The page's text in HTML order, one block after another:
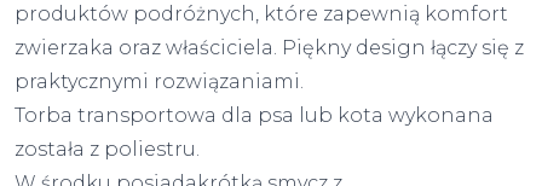
produktów podróżnych, które zapewnią komfort
zwierzaka oraz właściciela. Piękny design łączy się z
praktycznymi rozwiązaniami.
Torba transportowa dla psa lub kota wykonana
została z poliestru.